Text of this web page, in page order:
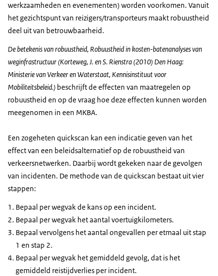
werkzaamheden en evenementen) worden voorkomen. Vanuit
het gezichtspunt van reizigers/transporteurs maakt robuustheid
deel uit van betrouwbaarheid.
De betekenis van robuustheid, Robuustheid in kosten-batenanalyses van
weginfrastructuur (Korteweg, J. en S. Rienstra (2010) Den Haag:
Ministerie van Verkeer en Waterstaat, Kennisinstituut voor
Mobiliteitsbeleid.) beschrijft de effecten van maatregelen op
robuustheid en op de vraag hoe deze effecten kunnen worden
meegenomen in een MKBA.
Een zogeheten quickscan kan een indicatie geven van het
effect van een beleidsalternatief op de robuustheid van
verkeersnetwerken. Daarbij wordt gekeken naar de gevolgen
van incidenten. De methode van de quickscan bestaat uit vier
stappen:
Bepaal per wegvak de kans op een incident.
Bepaal per wegvak het aantal voertuigkilometers.
Bepaal vervolgens het aantal ongevallen per etmaal uit stap
1 en stap 2.
Bepaal per wegvak het gemiddeld gevolg, dat is het
gemiddeld reistijdverlies per incident.